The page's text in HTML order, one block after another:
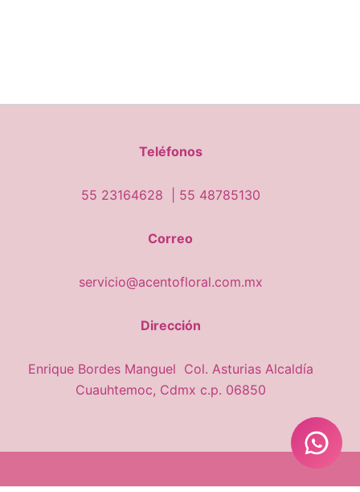
Teléfonos
55 23164628 | 55 48785130
Correo
servicio@acentofloral.com.mx
Dirección
Enrique Bordes Manguel Col. Asturias Alcaldía
Cuauhtemoc, Cdmx c.p. 06850